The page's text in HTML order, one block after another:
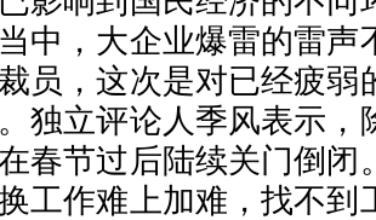
中，大企业爆雷的雷声
员，这次是对已经疲弱
独立评论人季风表示，
春节过后陆续关门倒闭
工作难上加难，找不到